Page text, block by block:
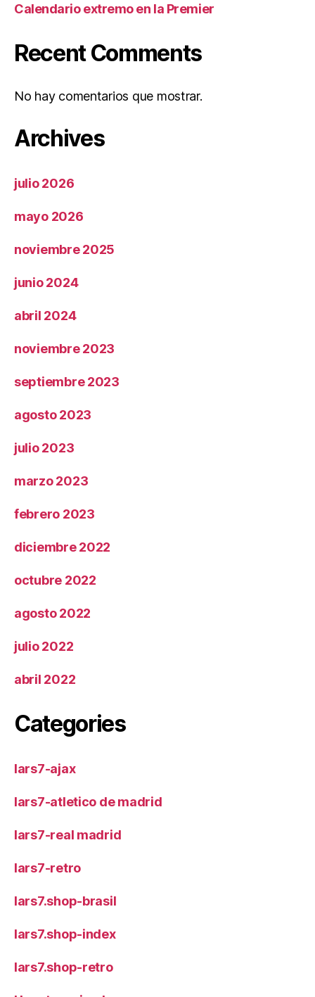
Calendario extremo en la Premier
Recent Comments
No hay comentarios que mostrar.
Archives
julio 2026
mayo 2026
noviembre 2025
junio 2024
abril 2024
noviembre 2023
septiembre 2023
agosto 2023
julio 2023
marzo 2023
febrero 2023
diciembre 2022
octubre 2022
agosto 2022
julio 2022
abril 2022
Categories
lars7-ajax
lars7-atletico de madrid
lars7-real madrid
lars7-retro
lars7.shop-brasil
lars7.shop-index
lars7.shop-retro